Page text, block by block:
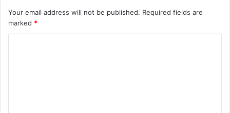
Your email address will not be published. Required fields are
marked *